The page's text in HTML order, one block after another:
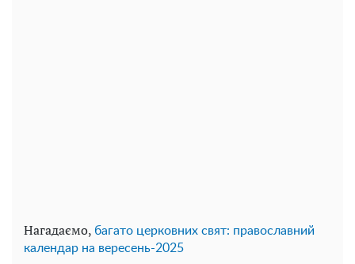
Нагадаємо, багато церковних свят: православний
календар на вересень-2025